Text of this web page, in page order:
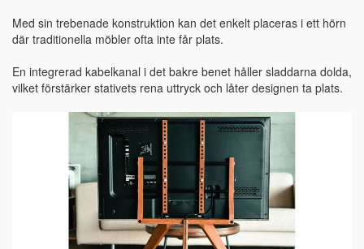
Med sin trebenade konstruktion kan det enkelt placeras i ett hörn
där traditionella möbler ofta inte får plats.
En integrerad kabelkanal i det bakre benet håller sladdarna dolda,
vilket förstärker stativets rena uttryck och låter designen ta plats.